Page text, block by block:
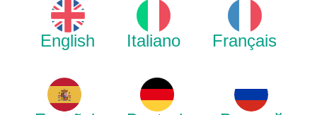
English Italiano Français